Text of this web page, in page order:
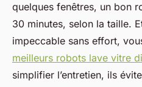
quelques fenêtres, un bon
30 minutes, selon la taille.
impeccable sans effort,
meilleurs robots lave vitre
simplifier l’entretien, ils